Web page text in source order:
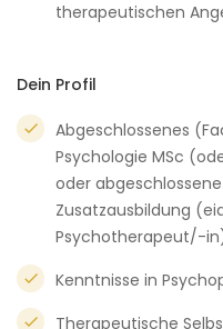
therapeutischen
Dein Profil
Abgeschlossenes
Psychologie MSc
oder
Zusatzausbildung
Psychotherapeut/-
Kenntnisse in
Therapeutische